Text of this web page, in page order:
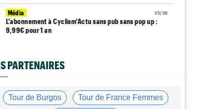
05/08
Média
L'abonnement à Cyclism'Actu sans pub sans pop up :
9,99€ pour 1 an
être une corvée..."
Cyclism’Actu recrute des rédacteurs… si ça vous
intéresse, c'est ici !
PARTENAIRES
Tour de Burgos Tour de France Femmes